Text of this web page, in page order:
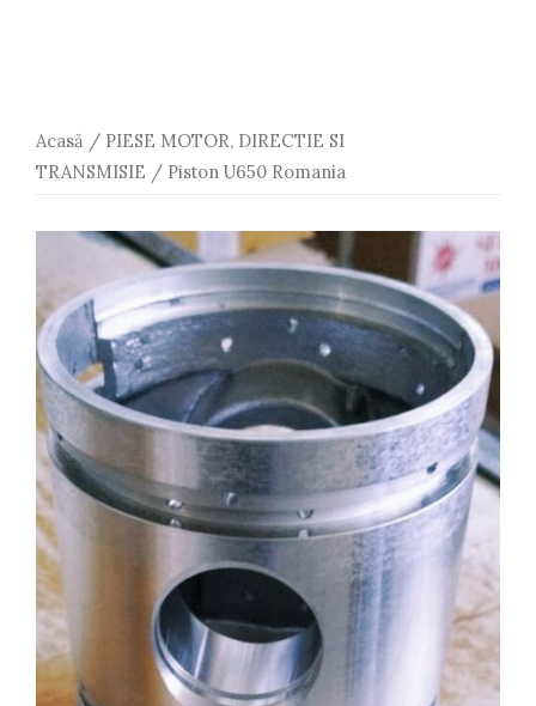
Acasă / PIESE MOTOR, DIRECTIE SI
TRANSMISIE / Piston U650 Romania